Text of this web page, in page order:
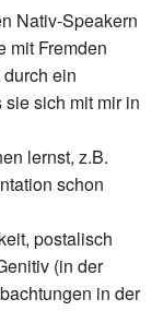
Nativ-Speakern
mit Fremden
ein
sich mit mir in
lernst, z.B.
schon
postalisch
(in der
in der